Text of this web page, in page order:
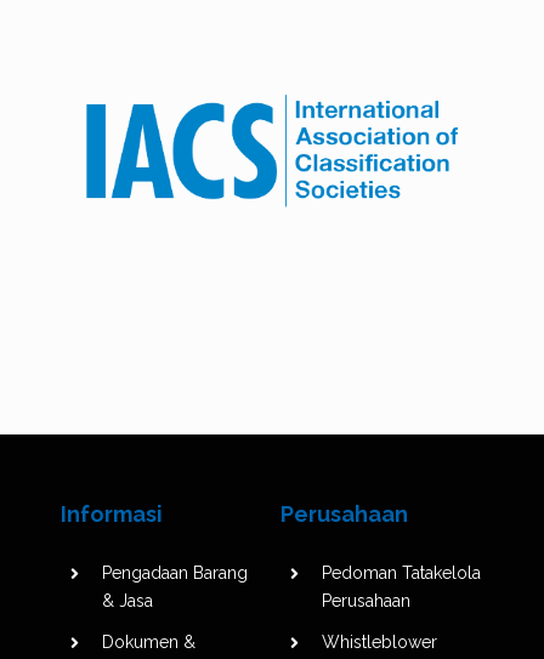
Informasi
Pengadaan Barang
& Jasa
Dokumen &
Perusahaan
Pedoman Tatakelola
Perusahaan
Whistleblower